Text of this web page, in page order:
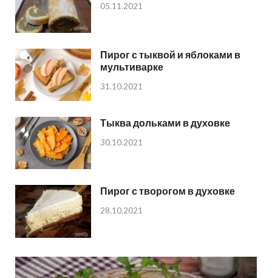
05.11.2021
Пирог с тыквой и яблоками в
мультиварке
31.10.2021
Тыква дольками в духовке
30.10.2021
Пирог с творогом в духовке
28.10.2021